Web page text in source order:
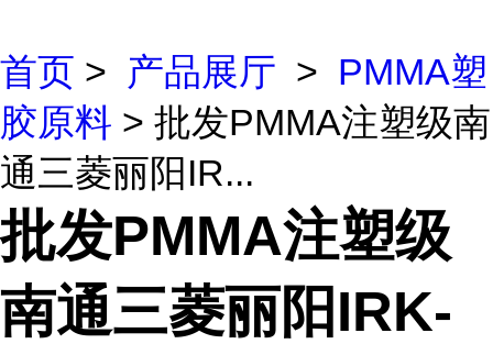
首页 > 产品展厅 > PMMA塑
胶原料 > 批发PMMA注塑级南
通三菱丽阳IR...
批发PMMA注塑级
南通三菱丽阳IRK-